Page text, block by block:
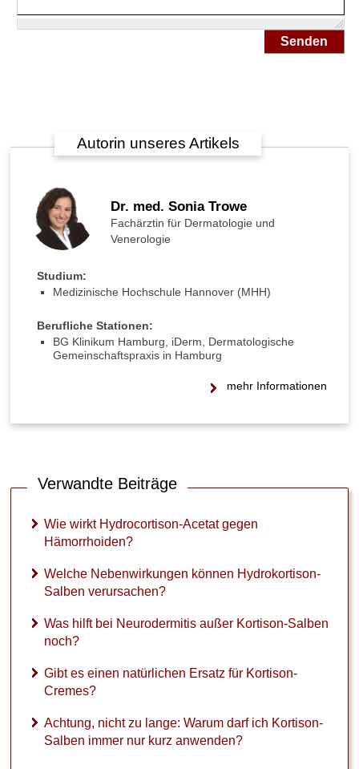
Senden
Autorin unseres Artikels
Dr. med. Sonia Trowe
Fachärztin für Dermatologie und
Venerologie
Studium:
Medizinische Hochschule Hannover (MHH)
Berufliche Stationen:
BG Klinikum Hamburg, iDerm, Dermatologische
Gemeinschaftspraxis in Hamburg
mehr Informationen
Verwandte Beiträge
Wie wirkt Hydrocortison-Acetat gegen
Hämorrhoiden?
Welche Nebenwirkungen können Hydrokortison-
Salben verursachen?
Was hilft bei Neurodermitis außer Kortison-Salben
noch?
Gibt es einen natürlichen Ersatz für Kortison-
Cremes?
Achtung, nicht zu lange: Warum darf ich Kortison-
Salben immer nur kurz anwenden?
S
a
u
s
a
c
h
n
?
W
a
s
i
u
r
d
e
m
i
i
s
u
ß